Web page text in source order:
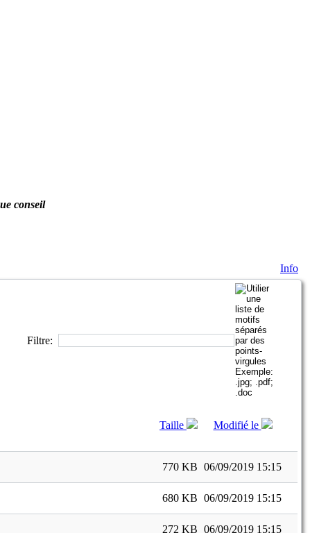
conseil
Info
Filtre:
Taille Modifié le
770 KB 06/09/2019 15:15
680 KB 06/09/2019 15:15
272 KB 06/09/2019 15:15